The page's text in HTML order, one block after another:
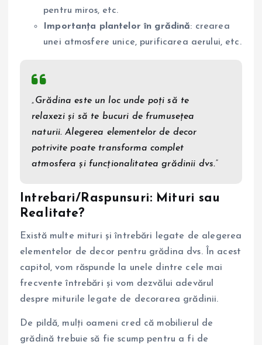
pentru miros, etc.
Importanța plantelor în grădină: crearea
unei atmosfere unice, purificarea aerului, etc.
„Grădina este un loc unde poți să te
relaxezi și să te bucuri de frumusețea
naturii. Alegerea elementelor de decor
potrivite poate transforma complet
atmosfera și funcționalitatea grădinii dvs.”
Intrebari/Raspunsuri: Mituri sau
Realitate?
Există multe mituri și întrebări legate de alegerea
elementelor de decor pentru grădina dvs. În acest
capitol, vom răspunde la unele dintre cele mai
frecvente întrebări și vom dezvălui adevărul
despre miturile legate de decorarea grădinii.
De pildă, mulți oameni cred că mobilierul de
grădină trebuie să fie scump pentru a fi de